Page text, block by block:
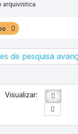
arquivística
de pesquisa
Visualizar: